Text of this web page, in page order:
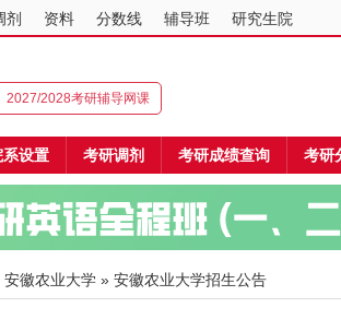
剂 资料 分数线 辅导班 研究生院
2027/2028考研辅导网课
系设置 考研调剂 考研成绩查询 考研
安徽农业大学 » 安徽农业大学招生公告